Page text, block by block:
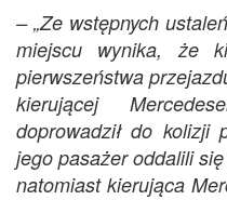
– „Ze wstępnych
miejscu wynika, że
pierwszeństwa
kierującej
doprowadził do kolizji
jego pasażer oddalili
natomiast kierująca